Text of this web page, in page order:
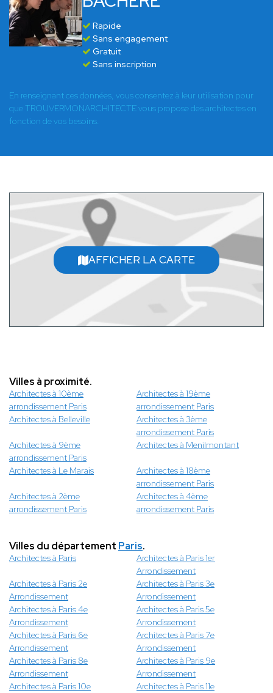
Rapide
Sans engagement
Gratuit
Sans inscription
En renseignant ces données, vous consentez à leur utilisation pour
que TROUVERMONARCHITECTE vous propose des architectes en
fonction de vos besoins.
AFFICHER LA CARTE
Villes à proximité.
Architectes à 10ème
arrondissement Paris
Architectes à 19ème
arrondissement Paris
Architectes à Belleville
Architectes à 3ème
arrondissement Paris
Architectes à 9ème
arrondissement Paris
Architectes à Menilmontant
Architectes à Le Marais
Architectes à 18ème
arrondissement Paris
Architectes à 2ème
arrondissement Paris
Architectes à 4ème
arrondissement Paris
Villes du département Paris.
Architectes à Paris
Architectes à Paris 1er
Arrondissement
Architectes à Paris 2e
Arrondissement
Architectes à Paris 3e
Arrondissement
Architectes à Paris 4e
Arrondissement
Architectes à Paris 5e
Arrondissement
Architectes à Paris 6e
Arrondissement
Architectes à Paris 7e
Arrondissement
Architectes à Paris 8e
Arrondissement
Architectes à Paris 9e
Arrondissement
Architectes à Paris 10e
Architectes à Paris 11e